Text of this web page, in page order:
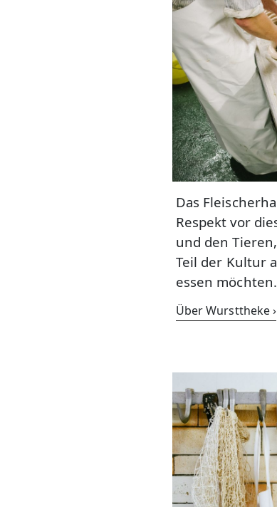
Das
Respekt vor
und den
Teil der Kultur
essen möchten.
Über Wursttheke ›